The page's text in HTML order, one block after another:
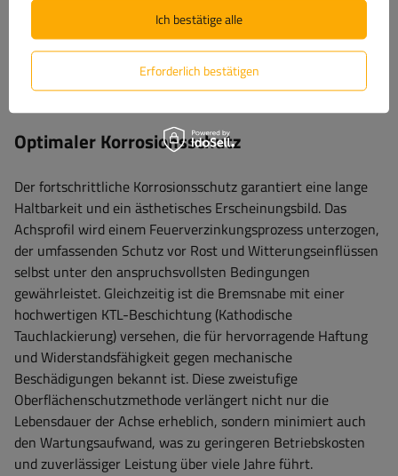
Wartung und Einstellung entfällt. Dank der Kombination von
Langlebigkeit, Wartungsfreiheit und Zuverlässigkeit tragen
die Kompaktlager maßgeblich zur Erhöhung der allgemeinen
Sicherheit und Zuverlässigkeit der Achse bei.
Optimaler Korrosionsschutz
Der fortschrittliche Korrosionsschutz garantiert eine lange
Haltbarkeit und ein ästhetisches Erscheinungsbild. Das
Achsprofil wird einem Feuerverzinkungsprozess unterzogen,
der umfassenden Schutz vor Rost und Witterungseinflüssen
selbst unter den anspruchsvollsten Bedingungen
gewährleistet. Gleichzeitig ist die Bremsnabe mit einer
hochwertigen KTL-Beschichtung (Kathodische
Tauchlackierung) versehen, die für hervorragende Haftung
und Widerstandsfähigkeit gegen mechanische
Beschädigungen bekannt ist. Diese zweistufige
Oberflächenschutzmethode verlängert nicht nur die
Lebensdauer der Achse erheblich, sondern minimiert auch
den Wartungsaufwand, was zu geringeren Betriebskosten
und zuverlässiger Leistung über viele Jahre führt.
Erforderlich bestätigen
Ich bestätige alle